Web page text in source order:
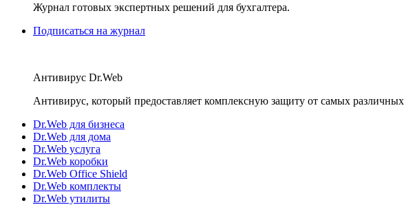
Журнал готовых экспертных решений для бухгалтера.
Подписаться на журнал
Антивирус Dr.Web
Антивирус, который предоставляет комплексную защиту от самых
Dr.Web для бизнеса
Dr.Web для дома
Dr.Web услуга
Dr.Web коробки
Dr.Web Office Shield
Dr.Web комплекты
Dr.Web утилиты